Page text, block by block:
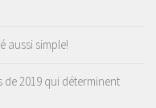
aussi simple!
2019 qui déterminent